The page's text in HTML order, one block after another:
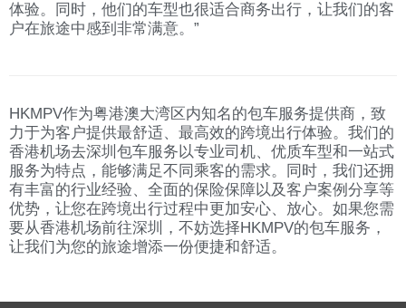
体验。同时，他们的车型也很适合商务出行，让我们的客
户在旅途中感到非常满意。”
HKMPV作为粤港澳大湾区内知名的包车服务提供商，致
力于为客户提供最舒适、最高效的跨境出行体验。我们的
香港机场去深圳包车服务以专业司机、优质车型和一站式
服务为特点，能够满足不同乘客的需求。同时，我们还拥
有丰富的行业经验、全面的保险保障以及客户案例分享等
优势，让您在跨境出行过程中更加安心、放心。如果您需
要从香港机场前往深圳，不妨选择HKMPV的包车服务，
让我们为您的旅途增添一份便捷和舒适。